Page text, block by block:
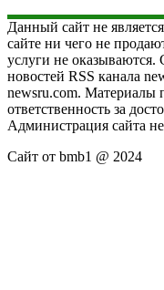
Данный сайт не
сайте ни чего не
услуги не оказываются.
новостей RSS канала
newsru.com. Материалы
ответственность за
Администрация сайта не
Сайт от bmb1 @ 2024